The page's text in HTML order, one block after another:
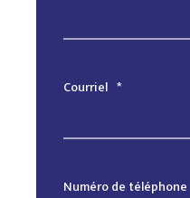
Courriel *
Numéro de téléphone